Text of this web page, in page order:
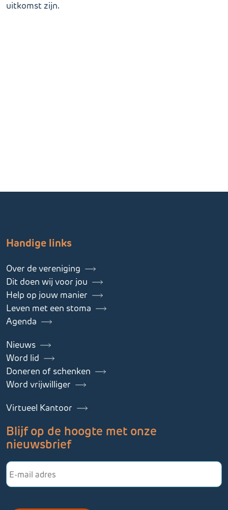
uitkomst zijn.
Handige links
Over de vereniging
Dit doen wij voor jou
Help op jouw manier
Leven met een stoma
Agenda
Nieuws
Word lid
Doneren of schenken
Word vrijwilliger
Virtueel Kantoor
Blijf op de hoogte met onze
nieuwsbrief
E-
mailadres